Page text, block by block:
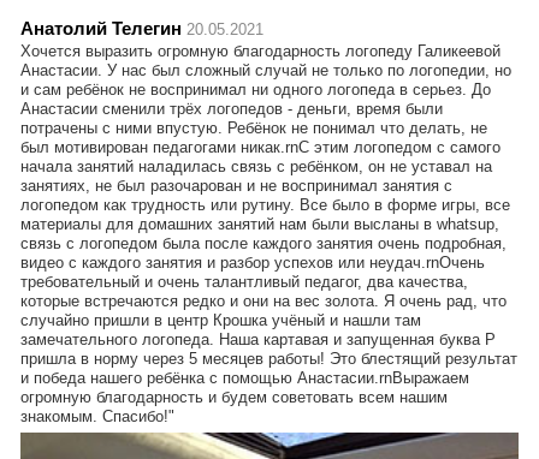
Анатолий Телегин 20.05.2021
Хочется выразить огромную благодарность логопеду Галикеевой
Анастасии. У нас был сложный случай не только по логопедии, но
и сам ребёнок не воспринимал ни одного логопеда в серьез. До
Анастасии сменили трёх логопедов - деньги, время были
потрачены с ними впустую. Ребёнок не понимал что делать, не
был мотивирован педагогами никак.rnС этим логопедом с самого
начала занятий наладилась связь с ребёнком, он не уставал на
занятиях, не был разочарован и не воспринимал занятия с
логопедом как трудность или рутину. Все было в форме игры, все
материалы для домашних занятий нам были высланы в whatsup,
связь с логопедом была после каждого занятия очень подробная,
видео с каждого занятия и разбор успехов или неудач.rnОчень
требовательный и очень талантливый педагог, два качества,
которые встречаются редко и они на вес золота. Я очень рад, что
случайно пришли в центр Крошка учёный и нашли там
замечательного логопеда. Наша картавая и запущенная буква Р
пришла в норму через 5 месяцев работы! Это блестящий результат
и победа нашего ребёнка с помощью Анастасии.rnВыражаем
огромную благодарность и будем советовать всем нашим
знакомым. Спасибо!"